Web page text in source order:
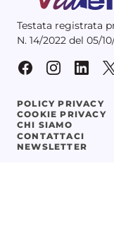
Testata registrata
N. 14/2022 del 05/
POLICY PRIVACY
COOKIE PRIVACY
CHI SIAMO
CONTATTACI
NEWSLETTER